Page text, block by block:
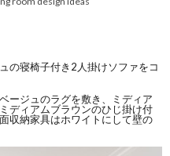
の寝椅子付き2人掛けソファをコ
ージュのラグを敷き、ミディア
ディアムブラウンのひじ掛け付
収納家具はホワイトにして壁の